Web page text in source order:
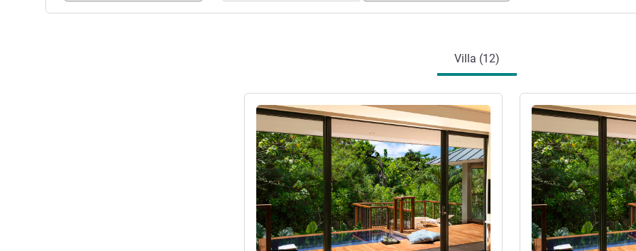
Villa (12)
Más información Más información